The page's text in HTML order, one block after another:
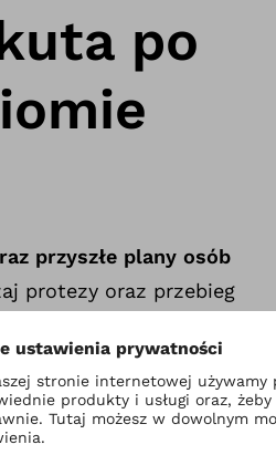
po
przyszłe plany osób
protezy oraz przebieg
sprawności i
Ortopedycznych
stopniu
którzy mimo